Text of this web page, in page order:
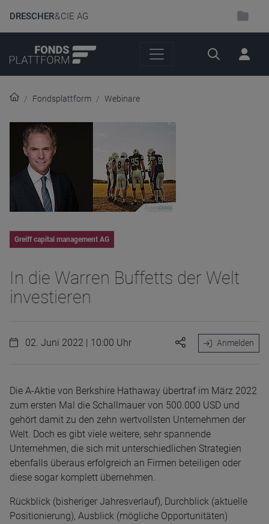
DRESCHER& CIE AG
Suche
Fondsplattform Webinare
Greiff capital management AG
In die Warren Buffetts der Welt
investieren
02. Juni 2022 | 10:00 Uhr Anmelden
Die A-Aktie von Berkshire Hathaway übertraf im März 2022
zum ersten Mal die Schallmauer von 500.000 USD und
gehört damit zu den zehn wertvollsten Unternehmen der
Welt. Doch es gibt viele weitere, sehr spannende
Unternehmen, die sich mit unterschiedlichen Strategien
ebenfalls überaus erfolgreich an Firmen beteiligen oder
diese sogar komplett übernehmen.
Rückblick (bisheriger Jahresverlauf), Durchblick (aktuelle
Positionierung), Ausblick (mögliche Opportunitäten)